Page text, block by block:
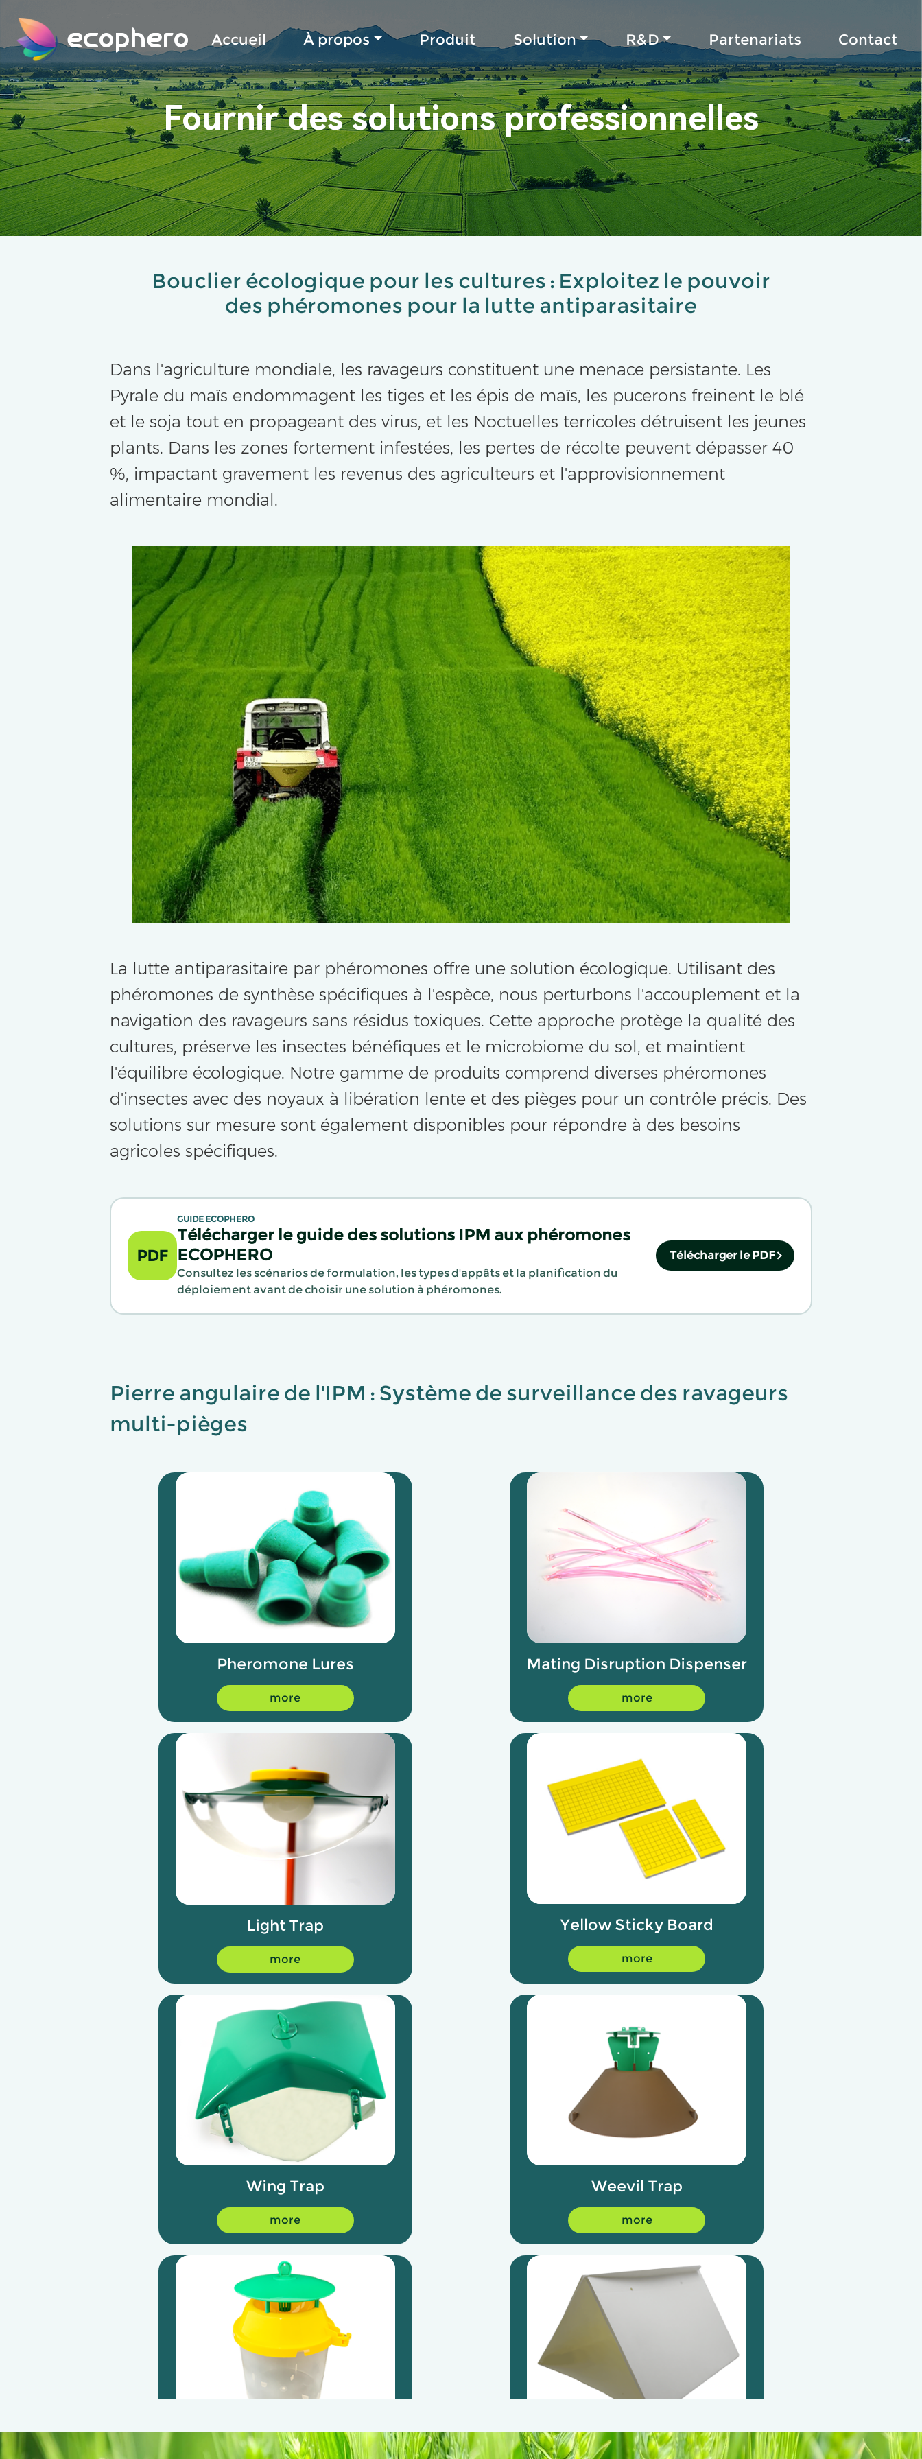
ecophero Accueil À propos Produit Solution R&D Partenariats Contact
Fournir des solutions professionnelles
Bouclier écologique pour les cultures : Exploitez le pouvoir
des phéromones pour la lutte antiparasitaire
Dans l'agriculture mondiale, les ravageurs constituent une menace persistante. Les
Pyrale du maïs endommagent les tiges et les épis de maïs, les pucerons freinent le blé
et le soja tout en propageant des virus, et les Noctuelles terricoles détruisent les jeunes
plants. Dans les zones fortement infestées, les pertes de récolte peuvent dépasser 40
%, impactant gravement les revenus des agriculteurs et l'approvisionnement
alimentaire mondial.
La lutte antiparasitaire par phéromones offre une solution écologique. Utilisant des
phéromones de synthèse spécifiques à l'espèce, nous perturbons l'accouplement et la
navigation des ravageurs sans résidus toxiques. Cette approche protège la qualité des
cultures, préserve les insectes bénéfiques et le microbiome du sol, et maintient
l'équilibre écologique. Notre gamme de produits comprend diverses phéromones
d'insectes avec des noyaux à libération lente et des pièges pour un contrôle précis. Des
solutions sur mesure sont également disponibles pour répondre à des besoins
agricoles spécifiques.
PDF
GUIDE ECOPHERO
Télécharger le guide des solutions IPM aux phéromones
ECOPHERO
Consultez les scénarios de formulation, les types d'appâts et la planification du
déploiement avant de choisir une solution à phéromones.
Télécharger le PDF
Pierre angulaire de l'IPM : Système de surveillance des ravageurs
multi-pièges
Pheromone Lures
more
Mating Disruption Dispenser
more
Light Trap
more
Yellow Sticky Board
more
Wing Trap
more
Weevil Trap
more
Bucket Trap Delta Trap